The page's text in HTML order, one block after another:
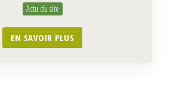
Actu du site
EN SAVOIR PLUS